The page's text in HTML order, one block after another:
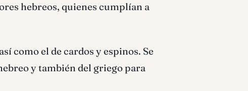
hebreos, quienes cumplían a
como el de cardos y espinos. Se
y también del griego para